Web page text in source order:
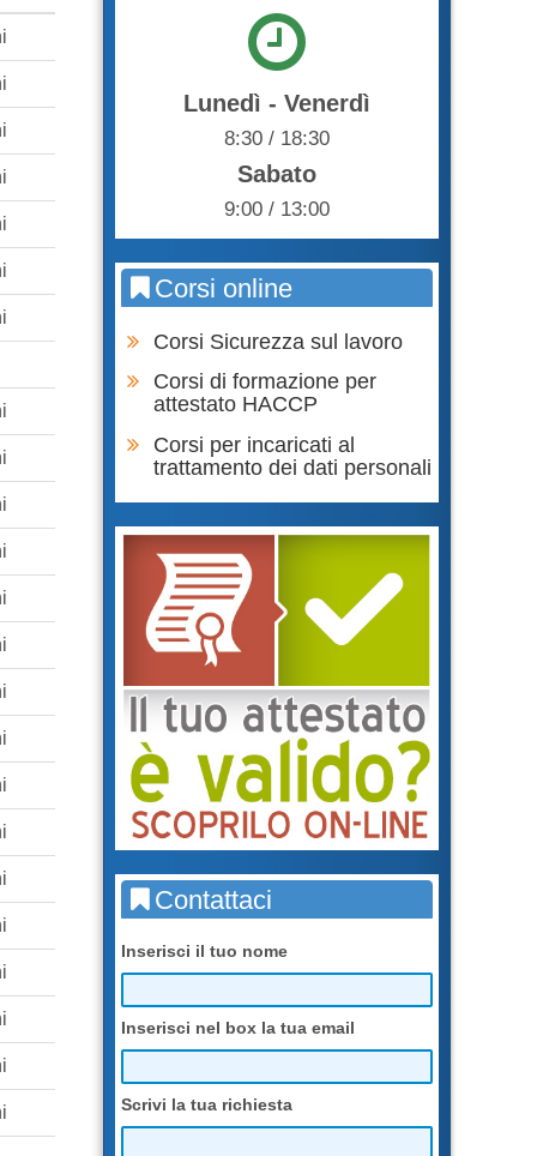
Lunedì - Venerdì
8:30 / 18:30
Sabato
9:00 / 13:00
Corsi online
Corsi Sicurezza sul lavoro
Corsi di formazione per
attestato HACCP
Corsi per incaricati al
trattamento dei dati personali
Contattaci
Inserisci il tuo nome
Inserisci nel box la tua email
Scrivi la tua richiesta